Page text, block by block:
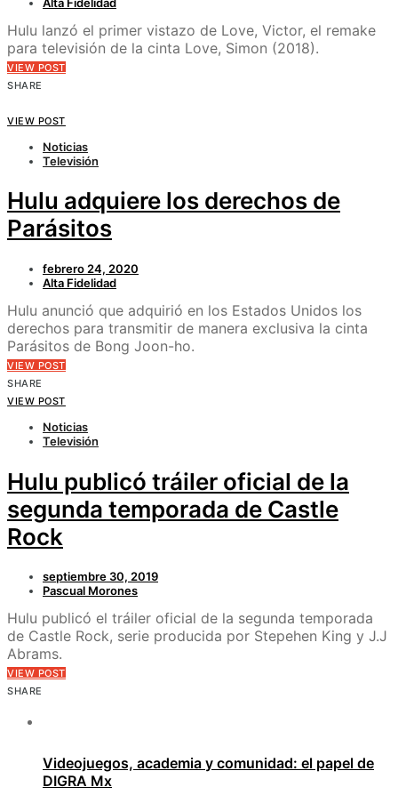
Hulu lanzó el primer vistazo de Love, Victor, el remake
para televisión de la cinta Love, Simon (2018).
VIEW POST
SHARE
VIEW POST
Noticias
Televisión
Hulu adquiere los derechos de
Parásitos
febrero 24, 2020
Alta Fidelidad
Hulu anunció que adquirió en los Estados Unidos los
derechos para transmitir de manera exclusiva la cinta
Parásitos de Bong Joon-ho.
VIEW POST
SHARE
VIEW POST
Noticias
Televisión
Hulu publicó tráiler oficial de la
segunda temporada de Castle
Rock
septiembre 30, 2019
Pascual Morones
Hulu publicó el tráiler oficial de la segunda temporada
de Castle Rock, serie producida por Stepehen King y J.J
Abrams.
VIEW POST
SHARE
Videojuegos, academia y comunidad: el papel de
DIGRA Mx